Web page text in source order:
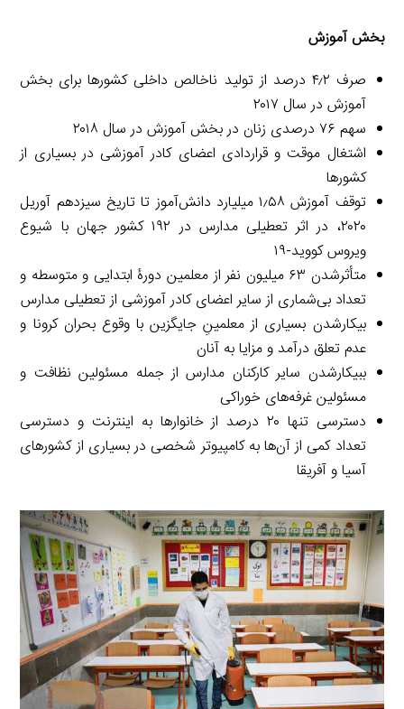
بخش آموزش
صرف ۴٫۲ درصد از تولید ناخالص داخلی کشورها برای بخش
آموزش در سال ۲۰۱۷
سهم ۷۶ درصدی زنان در بخش آموزش در سال ۲۰۱۸
اشتغال موقت و قراردادی اعضای کادر آموزشی در بسیاری از
کشورها
توقف آموزش ۱٫۵۸ میلیارد دانش‌آموز تا تاریخ سیزدهم آوریل
۲۰۲۰، در اثر تعطیلی مدارس در ۱۹۲ کشور جهان با شیوع
ویروس کووید-۱۹
متأثرشدن ۶۳ میلیون نفر از معلمین دورۀ ابتدایی و متوسطه و
تعداد بی‌شماری از سایر اعضای کادر آموزشی از تعطیلی مدارس
بیکارشدن بسیاری از معلمینِ جایگزین با وقوع بحران کرونا و
عدم تعلق درآمد و مزایا به آنان
ببیکارشدن سایر کارکنان مدارس از جمله مسئولین نظافت و
مسئولین غرفه‌های خوراکی
دسترسی تنها ۲۰ درصد از خانوارها به اینترنت و دسترسی
تعداد کمی از آن‌ها به کامپیوتر شخصی در بسیاری از کشورهای
آسیا و آفریقا